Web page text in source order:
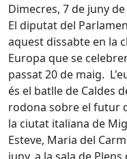
Dimecres, 7 de juny
El diputat del
aquest dissabte en la
Europa que se
passat 20 de maig.
és el batlle de Caldes
rodona sobre el futur
la ciutat italiana de
Esteve, Maria del